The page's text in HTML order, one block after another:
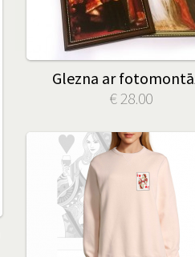
Glezna ar
€ 28.00